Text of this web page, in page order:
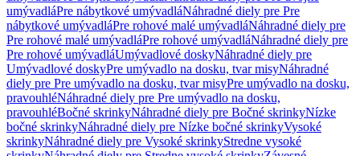
umývadláPre nábytkové umývadláNáhradné diely pre Pre
nábytkové umývadláPre rohové malé umývadláNáhradné diely pre
Pre rohové malé umývadláPre rohové umývadláNáhradné diely pre
Pre rohové umývadláUmývadlové doskyNáhradné diely pre
Umývadlové doskyPre umývadlo na dosku, tvar misyNáhradné
diely pre Pre umývadlo na dosku, tvar misyPre umývadlo na dosku,
pravouhléNáhradné diely pre Pre umývadlo na dosku,
pravouhléBočné skrinkyNáhradné diely pre Bočné skrinkyNízke
bočné skrinkyNáhradné diely pre Nízke bočné skrinkyVysoké
skrinkyNáhradné diely pre Vysoké skrinkyStredne vysoké